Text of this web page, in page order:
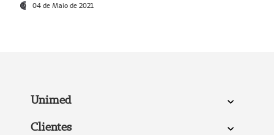
04 de Maio de 2021
Unimed
Clientes